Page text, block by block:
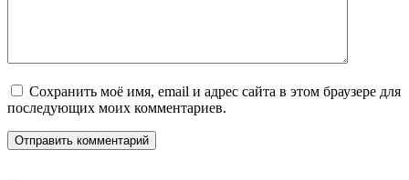
Сохранить моё имя, email и адрес сайта в этом браузере для
последующих моих комментариев.